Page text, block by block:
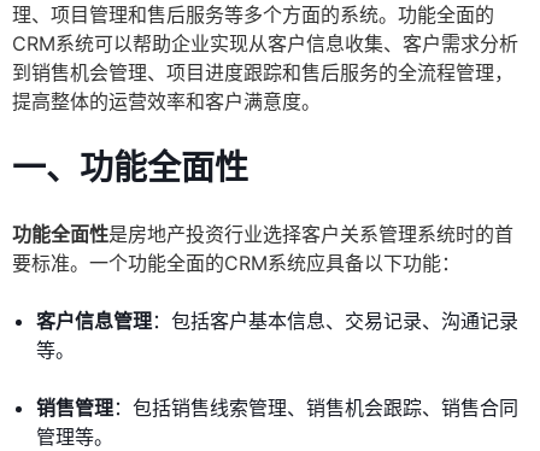
理、项目管理和售后服务等多个方面的系统。功能全面的
CRM系统可以帮助企业实现从客户信息收集、客户需求分析
到销售机会管理、项目进度跟踪和售后服务的全流程管理，
提高整体的运营效率和客户满意度。
一、功能全面性
功能全面性是房地产投资行业选择客户关系管理系统时的首
要标准。一个功能全面的CRM系统应具备以下功能：
客户信息管理：包括客户基本信息、交易记录、沟通记录
等。
销售管理：包括销售线索管理、销售机会跟踪、销售合同
管理等。